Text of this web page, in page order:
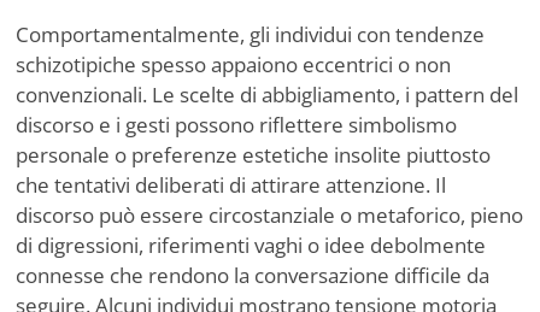
Comportamentalmente, gli individui con tendenze
schizotipiche spesso appaiono eccentrici o non
convenzionali. Le scelte di abbigliamento, i pattern del
discorso e i gesti possono riflettere simbolismo
personale o preferenze estetiche insolite piuttosto
che tentativi deliberati di attirare attenzione. Il
discorso può essere circostanziale o metaforico, pieno
di digressioni, riferimenti vaghi o idee debolmente
connesse che rendono la conversazione difficile da
seguire. Alcuni individui mostrano tensione motoria